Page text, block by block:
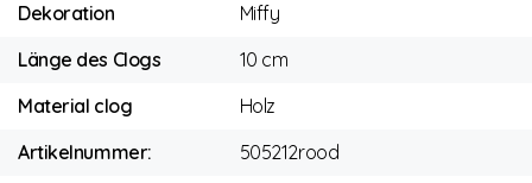
Dekoration
Miffy
Länge des Clogs
10 cm
Material clog
Holz
Artikelnummer:
505212rood